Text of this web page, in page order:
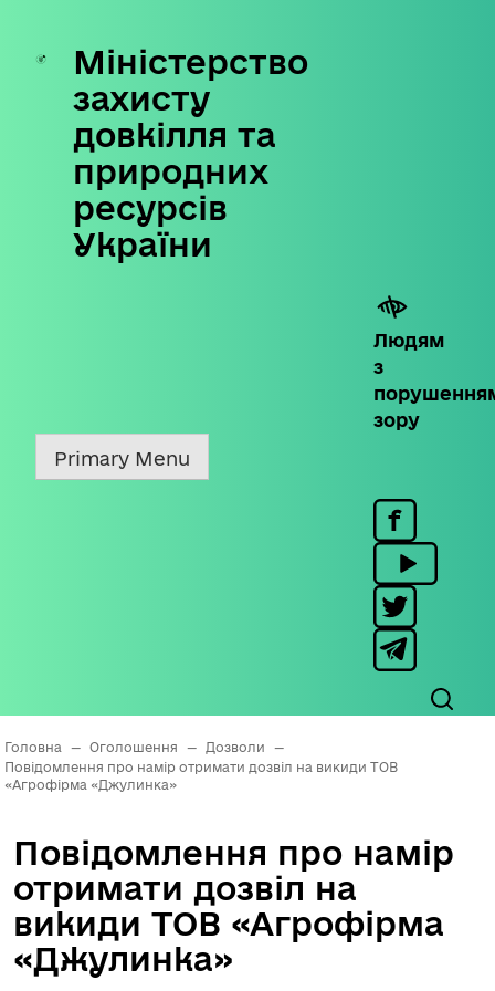
Skip
content
Міністерство
захисту
довкілля та
природних
ресурсів
України
Людям
з
зору
Primary Menu
Головна — Оголошення — Дозволи
—
Повідомлення про намір отримати дозвіл на викиди ТОВ
«Агрофірма «Джулинка»
Повідомлення про намір
отримати дозвіл на
викиди ТОВ «Агрофірма
«Джулинка»